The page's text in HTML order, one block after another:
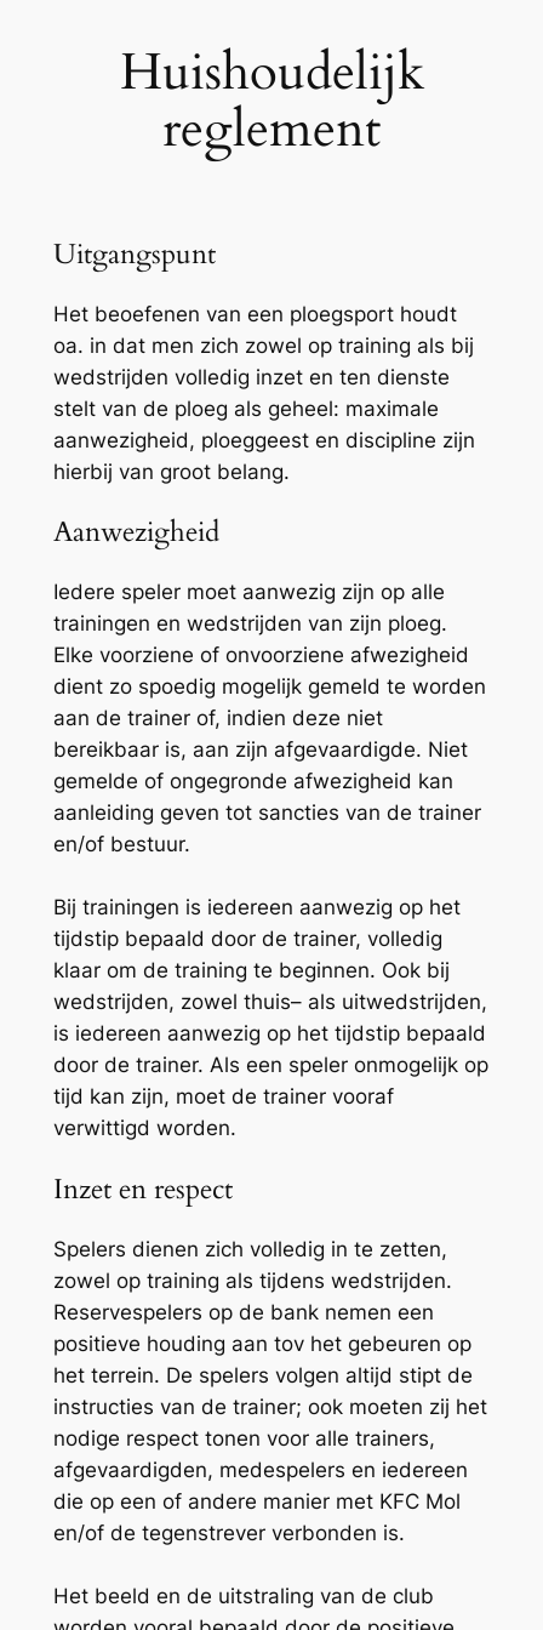
Huishoudelijk
reglement
Uitgangspunt
Het beoefenen van een ploegsport houdt
oa. in dat men zich zowel op training als bij
wedstrijden volledig inzet en ten dienste
stelt van de ploeg als geheel: maximale
aanwezigheid, ploeggeest en discipline zijn
hierbij van groot belang.
Aanwezigheid
Iedere speler moet aanwezig zijn op alle
trainingen en wedstrijden van zijn ploeg.
Elke voorziene of onvoorziene afwezigheid
dient zo spoedig mogelijk gemeld te worden
aan de trainer of, indien deze niet
bereikbaar is, aan zijn afgevaardigde. Niet
gemelde of ongegronde afwezigheid kan
aanleiding geven tot sancties van de trainer
en/of bestuur.
Bij trainingen is iedereen aanwezig op het
tijdstip bepaald door de trainer, volledig
klaar om de training te beginnen. Ook bij
wedstrijden, zowel thuis– als uitwedstrijden,
is iedereen aanwezig op het tijdstip bepaald
door de trainer. Als een speler onmogelijk op
tijd kan zijn, moet de trainer vooraf
verwittigd worden.
Inzet en respect
Spelers dienen zich volledig in te zetten,
zowel op training als tijdens wedstrijden.
Reservespelers op de bank nemen een
positieve houding aan tov het gebeuren op
het terrein. De spelers volgen altijd stipt de
instructies van de trainer; ook moeten zij het
nodige respect tonen voor alle trainers,
afgevaardigden, medespelers en iedereen
die op een of andere manier met KFC Mol
en/of de tegenstrever verbonden is.
Het beeld en de uitstraling van de club